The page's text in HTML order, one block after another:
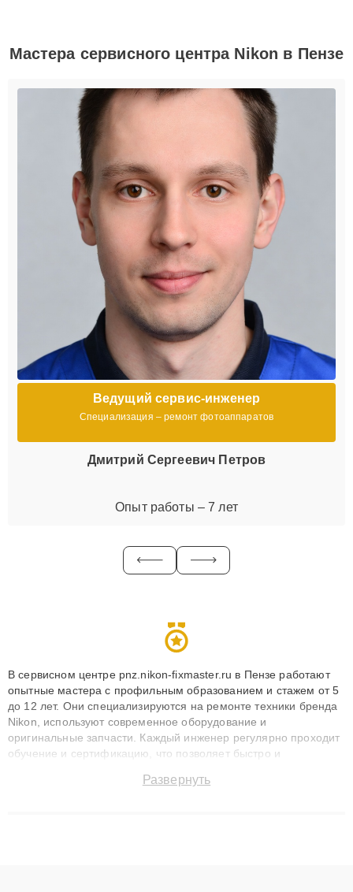
Мастера сервисного центра Nikon в Пензе
Ведущий сервис-инженер
Специализация – ремонт фотоаппаратов
Дмитрий Сергеевич Петров
Опыт работы – 7 лет
В сервисном центре pnz.nikon-fixmaster.ru в Пензе работают
опытные мастера с профильным образованием и стажем от 5
до 12 лет. Они специализируются на ремонте техники бренда
Nikon, используют современное оборудование и
оригинальные запчасти. Каждый инженер регулярно проходит
обучение и сертификацию, что позволяет быстро и
сохранением гарантии до 3 лет. Наши мастера решают
Развернуть